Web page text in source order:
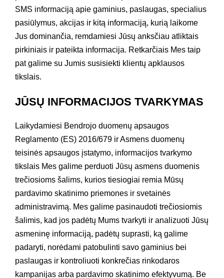
SMS informaciją apie gaminius, paslaugas, specialius
pasiūlymus, akcijas ir kitą informaciją, kurią laikome
Jus dominančia, remdamiesi Jūsų anksčiau atliktais
pirkiniais ir pateikta informacija. Retkarčiais Mes taip
pat galime su Jumis susisiekti klientų apklausos
tikslais.
JŪSŲ INFORMACIJOS TVARKYMAS
Laikydamiesi Bendrojo duomenų apsaugos
Reglamento (ES) 2016/679 ir Asmens duomenų
teisinės apsaugos įstatymo, informacijos tvarkymo
tikslais Mes galime perduoti Jūsų asmens duomenis
trečiosioms šalims, kurios tiesiogiai remia Mūsų
pardavimo skatinimo priemones ir svetainės
administravimą. Mes galime pasinaudoti trečiosiomis
šalimis, kad jos padėtų Mums tvarkyti ir analizuoti Jūsų
asmeninę informaciją, padėtų suprasti, ką galime
padaryti, norėdami patobulinti savo gaminius bei
paslaugas ir kontroliuoti konkrečias rinkodaros
kampanijas arba pardavimo skatinimo efektyvumą. Be